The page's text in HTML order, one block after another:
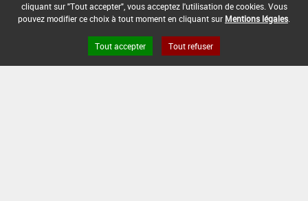
INTERVALLE MINIMUM ENTRE APPLICATIONS :
DATE DE RETRAIT DE L'USAGE :
cliquant sur "Tout accepter", vous acceptez l'utilisation de cookies. Vous
pouvez modifier ce choix à tout moment en cliquant sur Mentions légales
Tout accepter Tout refuser